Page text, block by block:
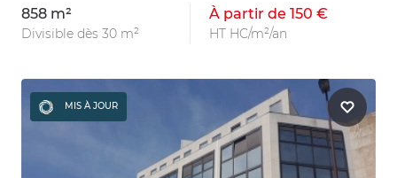
858 m²
Divisible dès 30 m²
À partir de 150 €
HT HC/m²/an
MIS À JOUR